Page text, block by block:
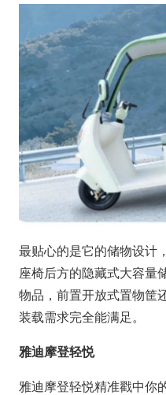
最贴心的是它的储物设计
座椅后方的隐藏式大容量
物品，前置开放式置物筐
装载需求完全能满足。
雅迪摩登轻悦
雅迪摩登轻悦精准戳中你